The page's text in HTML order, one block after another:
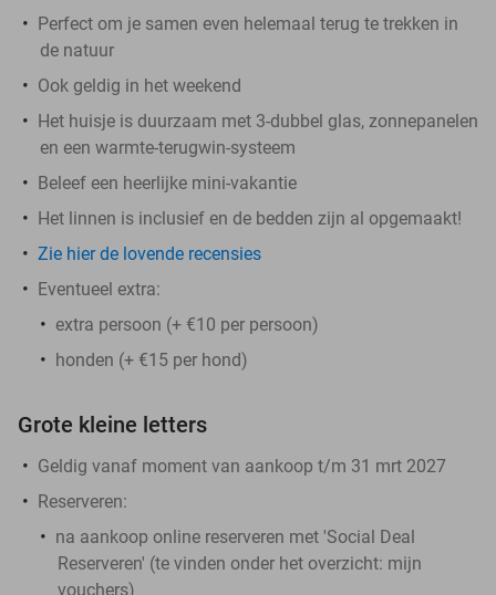
Perfect om je samen even helemaal terug te trekken in
de natuur
Ook geldig in het weekend
Het huisje is duurzaam met 3-dubbel glas, zonnepanelen
en een warmte-terugwin-systeem
Beleef een heerlijke mini-vakantie
Het linnen is inclusief en de bedden zijn al opgemaakt!
Zie hier de lovende recensies
Eventueel extra:
extra persoon (+ €10 per persoon)
honden (+ €15 per hond)
Grote kleine letters
Geldig vanaf moment van aankoop t/m 31 mrt 2027
Reserveren:
na aankoop online reserveren met 'Social Deal
Reserveren' (te vinden onder het overzicht: mijn
vouchers)